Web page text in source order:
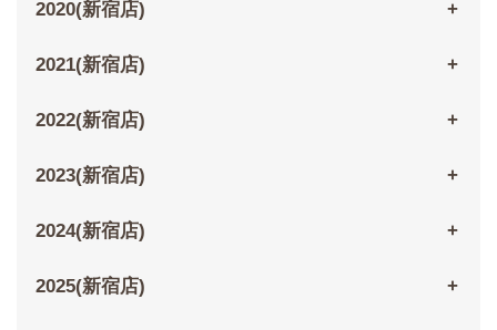
2020(新宿店)
2021(新宿店)
2022(新宿店)
2023(新宿店)
2024(新宿店)
2025(新宿店)